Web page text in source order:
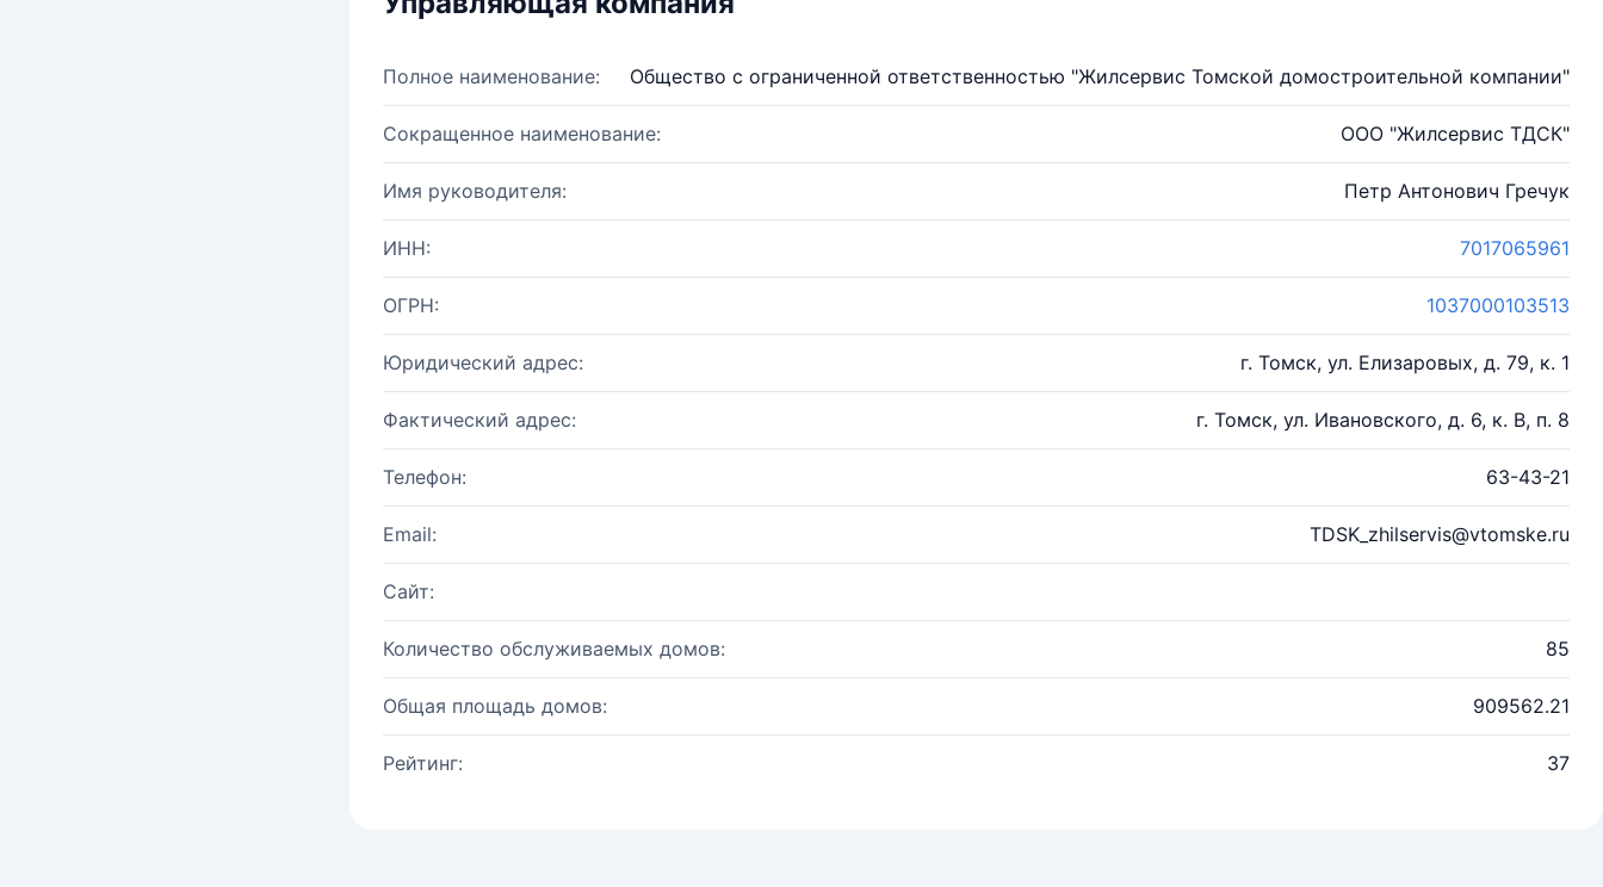
Полное наименование: Общество с ограниченной ответственностью "Жилсервис Томской домостроительной компании"
Сокращенное наименование: ООО "Жилсервис ТДСК"
Имя руководителя: Петр Антонович Гречук
ИНН: 7017065961
ОГРН: 1037000103513
Юридический адрес: г. Томск, ул. Елизаровых, д. 79, к. 1
Фактический адрес: г. Томск, ул. Ивановского, д. 6, к. В, п. 8
Телефон: 63-43-21
Email: TDSK_zhilservis@vtomske.ru
Сайт:
Количество обслуживаемых домов: 85
Общая площадь домов: 909562.21
Рейтинг: 37